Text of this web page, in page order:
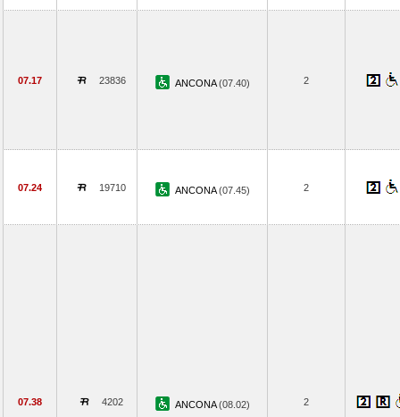
07.17 23836 ANCONA(07.40) 2
07.24 19710 ANCONA(07.45) 2
07.38 4202 ANCONA(08.02) 2